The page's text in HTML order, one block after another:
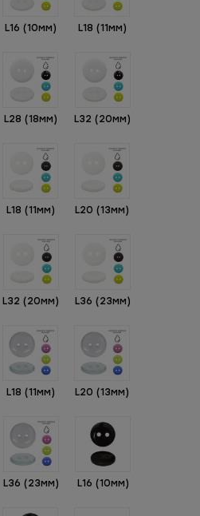
L16 (10мм) L18 (11мм)
L28 (18мм) L32 (20мм)
L18 (11мм) L20 (13мм)
L32 (20мм) L36 (23мм)
L18 (11мм) L20 (13мм)
L36 (23мм) L16 (10мм)